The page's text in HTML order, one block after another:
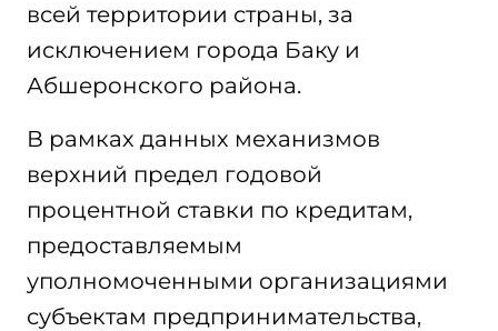
всей территории страны, за
исключением города Баку и
Абшеронского района.
В рамках данных механизмов
верхний предел годовой
процентной ставки по кредитам,
предоставляемым
уполномоченными организациями
субъектам предпринимательства,